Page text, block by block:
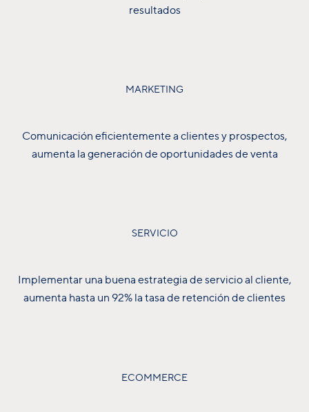
resultados
MARKETING
Comunicación eficientemente a clientes y prospectos,
aumenta la generación de oportunidades de venta
SERVICIO
Implementar una buena estrategia de servicio al cliente,
aumenta hasta un 92% la tasa de retención de clientes
ECOMMERCE